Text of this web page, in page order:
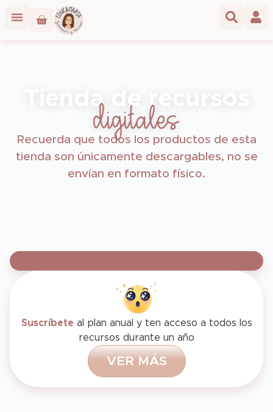
Tienda de recursos
digitales
Recuerda que todos los productos de esta
tienda son únicamente descargables, no se
envían en formato físico.
Suscríbete al plan anual y ten acceso a todos los
recursos durante un año
VE R M ÁS